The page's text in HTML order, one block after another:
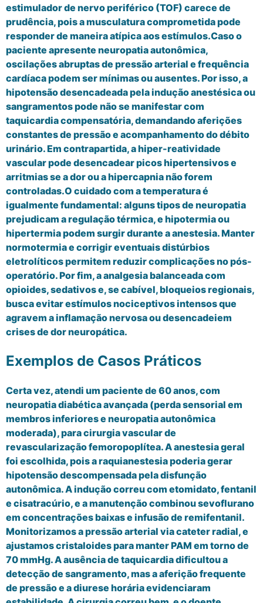
estimulador de nervo periférico (TOF) carece de
prudência, pois a musculatura comprometida pode
responder de maneira atípica aos estímulos.Caso o
paciente apresente neuropatia autonômica,
oscilações abruptas de pressão arterial e frequência
cardíaca podem ser mínimas ou ausentes. Por isso, a
hipotensão desencadeada pela indução anestésica ou
sangramentos pode não se manifestar com
taquicardia compensatória, demandando aferições
constantes de pressão e acompanhamento do débito
urinário. Em contrapartida, a hiper-reatividade
vascular pode desencadear picos hipertensivos e
arritmias se a dor ou a hipercapnia não forem
controladas.O cuidado com a temperatura é
igualmente fundamental: alguns tipos de neuropatia
prejudicam a regulação térmica, e hipotermia ou
hipertermia podem surgir durante a anestesia. Manter
normotermia e corrigir eventuais distúrbios
eletrolíticos permitem reduzir complicações no pós-
operatório. Por fim, a analgesia balanceada com
opioides, sedativos e, se cabível, bloqueios regionais,
busca evitar estímulos nociceptivos intensos que
agravem a inflamação nervosa ou desencadeiem
crises de dor neuropática.
Exemplos de Casos Práticos
Certa vez, atendi um paciente de 60 anos, com
neuropatia diabética avançada (perda sensorial em
membros inferiores e neuropatia autonômica
moderada), para cirurgia vascular de
revascularização femoropoplítea. A anestesia geral
foi escolhida, pois a raquianestesia poderia gerar
hipotensão descompensada pela disfunção
autonômica. A indução correu com etomidato, fentanil
e cisatracúrio, e a manutenção combinou sevoflurano
em concentrações baixas e infusão de remifentanil.
Monitorizamos a pressão arterial via cateter radial, e
ajustamos cristaloides para manter PAM em torno de
70 mmHg. A ausência de taquicardia dificultou a
detecção de sangramento, mas a aferição frequente
de pressão e a diurese horária evidenciaram